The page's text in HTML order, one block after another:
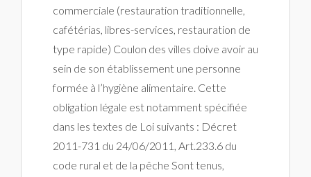
commerciale (restauration traditionnelle,
cafétérias, libres-services, restauration de
type rapide) Coulon des villes doive avoir au
sein de son établissement une personne
formée à l’hygiène alimentaire. Cette
obligation légale est notamment spécifiée
dans les textes de Loi suivants : Décret
2011-731 du 24/06/2011, Art.233.6 du
code rural et de la pêche Sont tenus,